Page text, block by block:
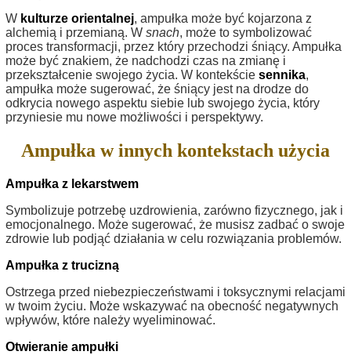
W kulturze orientalnej, ampułka może być kojarzona z
alchemią i przemianą. W snach, może to symbolizować
proces transformacji, przez który przechodzi śniący. Ampułka
może być znakiem, że nadchodzi czas na zmianę i
przekształcenie swojego życia. W kontekście sennika,
ampułka może sugerować, że śniący jest na drodze do
odkrycia nowego aspektu siebie lub swojego życia, który
przyniesie mu nowe możliwości i perspektywy.
Ampułka w innych kontekstach użycia
Ampułka z lekarstwem
Symbolizuje potrzebę uzdrowienia, zarówno fizycznego, jak i
emocjonalnego. Może sugerować, że musisz zadbać o swoje
zdrowie lub podjąć działania w celu rozwiązania problemów.
Ampułka z trucizną
Ostrzega przed niebezpieczeństwami i toksycznymi relacjami
w twoim życiu. Może wskazywać na obecność negatywnych
wpływów, które należy wyeliminować.
Otwieranie ampułki